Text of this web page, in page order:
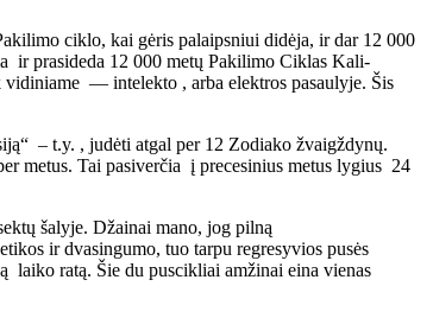
ciklo, kai gėris palaipsniui didėja, ir dar 12 000
ir prasideda 12 000 metų Pakilimo Ciklas Kali-
— intelekto , arba elektros pasaulyje. Šis
– t.y. , judėti atgal per 12 Zodiako žvaigždynų.
metus. Tai pasiverčia į precesinius metus lygius 24
šalyje. Džainai mano, jog pilną
ir dvasingumo, tuo tarpu regresyvios pusės
laiko ratą. Šie du puscikliai amžinai eina vienas